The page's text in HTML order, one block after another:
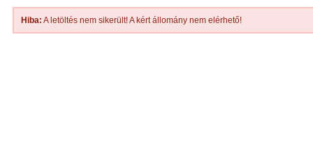
Hiba: A letöltés nem sikerült! A kért állomány nem elérhető!